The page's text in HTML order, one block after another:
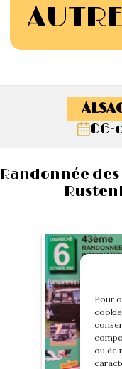
Pour
ou de
06-
Randonnée